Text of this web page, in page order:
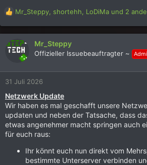
R
t
n
e
n
:
Mr_Steppy shortehh LoDiMa und 2
Mr_Steppy
Offizieller Issuebeauftragter ~
31 Juli 2026
Netzwerk Update
Wir haben es mal geschafft unsere
updaten und neben der Tatsache, dass
etwas angenehmer macht springen auch
für euch raus:
Ihr könnt euch nun direkt vom
bestimmte Unterserver verbinden